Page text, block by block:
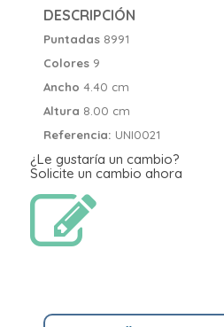
DESCRIPCIÓN
Puntadas 8991
Colores 9
Ancho4.40 cm
Altura 8.00 cm
Referencia: UNI0021
¿Le gustaría un cambio?
Solicite un cambio ahora